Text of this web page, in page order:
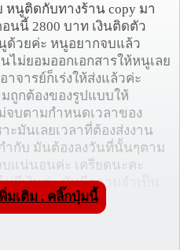
หนูติดกับทางร้าน copy มา
นนี้ 2800 บาท เงินติดตัว
ด้วยค่ะ หนูอยากจบแล้ว
ม่ยอมออกเอกสารให้หนูเลย
าจารย์ก็เร่งให้ส่งแล้วค่ะ
ถูกต้องของรูปแบบให้
บตามกำหนดเวลาของ
ะมันเลยเวลาที่ต้องส่งงาน
กับ มันต้องลงวันที่นั้นๆตาม
แน่นอนค่ะ เครียดนะคะ
ม่มีเงินค่ะ มันมีความจำเป็น
ะไปทำงานหาเงินได้จาก
time เค้าก็ปิดช่วงสงกรานต์
มเติม . คลิ๊กปุ่มนี้